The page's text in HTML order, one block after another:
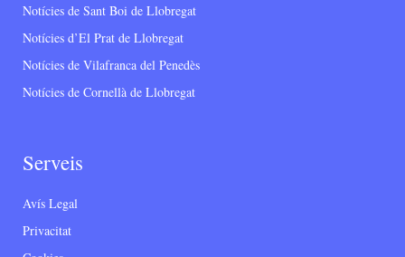
Notícies de Sant Boi de Llobregat
Notícies d’El Prat de Llobregat
Notícies de Vilafranca del Penedès
Notícies de Cornellà de Llobregat
Serveis
Avís Legal
Privacitat